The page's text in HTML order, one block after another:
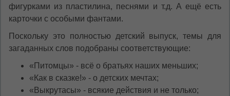
фигурками из пластилина, песнями и т.д. А ещё есть
карточки с особыми фантами.
Поскольку это полностью детский выпуск, темы для
загаданных слов подобраны соответствующие:
«Питомцы» - всё о братьях наших меньших;
«Как в сказке!» - о детских мечтах;
«Выкрутасы» - всякие действия и не только;